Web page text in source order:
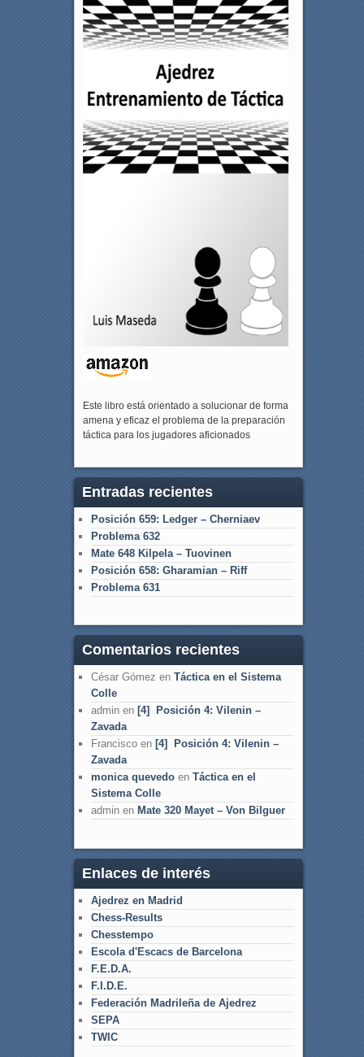
Este libro está orientado a solucionar de forma
amena y eficaz el problema de la preparación
táctica para los jugadores aficionados
Entradas recientes
Posición 659: Ledger – Cherniaev
Problema 632
Mate 648 Kilpela – Tuovinen
Posición 658: Gharamian – Riff
Problema 631
Comentarios recientes
César Gómez en Táctica en el Sistema
Colle
adminen [4] Posición 4: Vilenin –
Zavada
Franciscoen [4] Posición 4: Vilenin –
Zavada
monica quevedoen Táctica en el
Sistema Colle
adminen Mate 320 Mayet – Von Bilguer
Enlaces de interés
Ajedrez en Madrid
Chess-Results
Chesstempo
Escola d'Escacs de Barcelona
F.E.D.A.
F.I.D.E.
Federación Madrileña de Ajedrez
SEPA
TWIC